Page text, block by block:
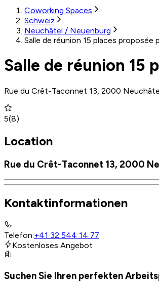
Coworking Spaces
Schweiz
Neuchâtel / Neuenburg
Salle de réunion 15 places proposée
Salle de réunion 15
Rue du Crêt-Taconnet 13, 2000
5(8)
Location
Rue du Crêt-Taconnet 13, 2000
Kontaktinformationen
Telefon:+41 32 544 14 77
Kostenloses Angebot
Suchen Sie Ihren perfekten